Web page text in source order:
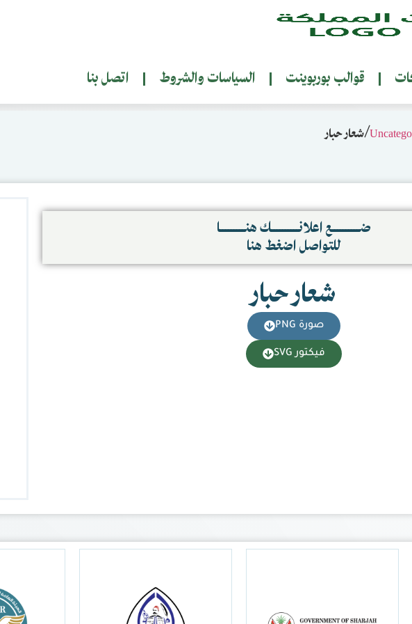
قوالب بوربوينت السياسات والشروط اتصل بنا
/ شعار حبار
ضــــــــــع اعلانــــــــــك هنـــــــــا
للتواصل اضغط هنا
شعار حبار
صورة PNG
فيكتور SVG